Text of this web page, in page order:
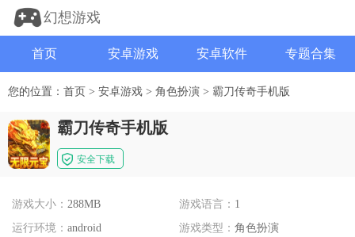
幻想游戏
首页 安卓游戏 安卓软件 专题合集
您的位置： 首页 > 安卓游戏 > 角色扮演 > 霸刀传奇手机版
霸刀传奇手机版
安全下载
游戏大小： 288MB 游戏语言： 1
运行环境： android 游戏类型：角色扮演